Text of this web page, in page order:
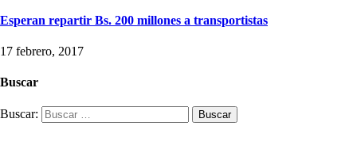
Esperan repartir Bs. 200 millones a transportistas
17 febrero, 2017
Buscar
Buscar: